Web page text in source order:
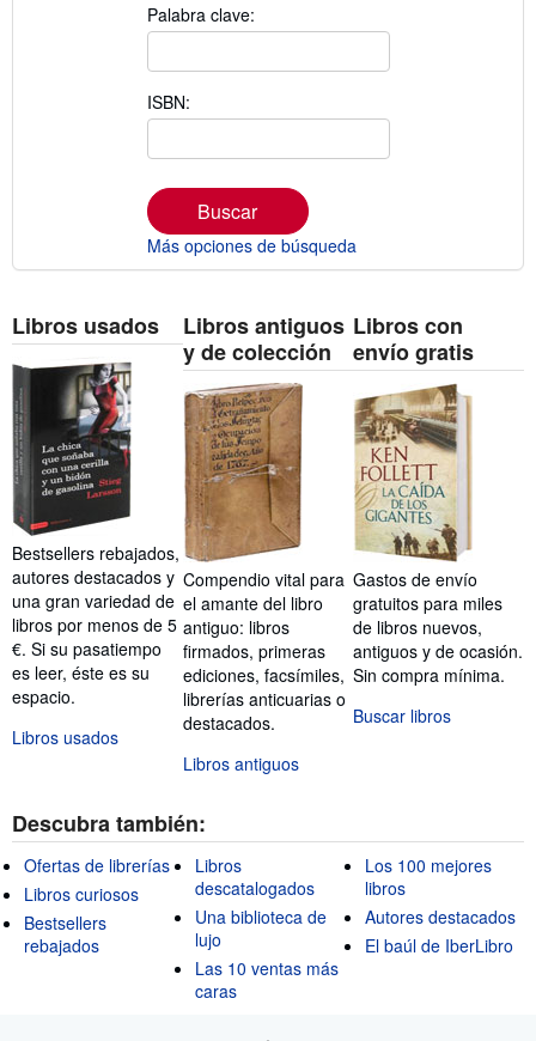
Palabra clave:
ISBN:
Buscar
Más opciones de búsqueda
Libros usados
Bestsellers rebajados,
autores destacados y
una gran variedad de
libros por menos de 5
€. Si su pasatiempo
es leer, éste es su
espacio.
Libros usados
Libros antiguos
y de colección
Compendio vital para
el amante del libro
antiguo: libros
firmados, primeras
ediciones, facsímiles,
librerías anticuarias o
destacados.
Libros antiguos
Libros con
envío gratis
Gastos de envío
gratuitos para miles
de libros nuevos,
antiguos y de ocasión.
Sin compra mínima.
Buscar libros
Descubra también:
Ofertas de librerías
Libros curiosos
Bestsellers
rebajados
Libros
descatalogados
Una biblioteca de
lujo
Las 10 ventas más
caras
Los 100 mejores
libros
Autores destacados
El baúl de IberLibro